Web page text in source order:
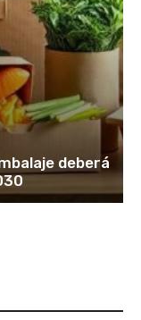
deberá